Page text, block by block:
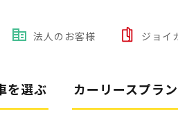
法人のお客様 ジョイ
を選ぶ カーリースプラン